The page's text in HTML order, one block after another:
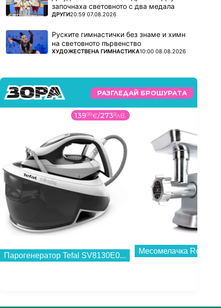
започнаха световното с два медала
ПОВЕЧЕ ОТ
ДРУГИ20:59 07.08.2026
Руските гимнастички без знаме и химн
на световното първенство
ПОВЕЧЕ ОТ
ХУДОЖЕСТВЕНА ГИМНАСТИКА10:00 08.08.2026
РАЗГЛЕДАЙ БРОШУРАТА
13999€/2738лв.
Парогенератор Tefal SV8130E0...
Месомелачка